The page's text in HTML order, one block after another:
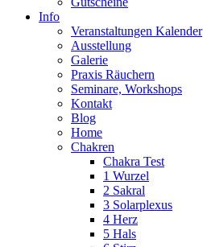
Info
Veranstaltungen Kalender
Ausstellung
Galerie
Praxis Räuchern
Seminare, Workshops
Kontakt
Blog
Home
Chakren
Chakra Test
1 Wurzel
2 Sakral
3 Solarplexus
4 Herz
5 Hals